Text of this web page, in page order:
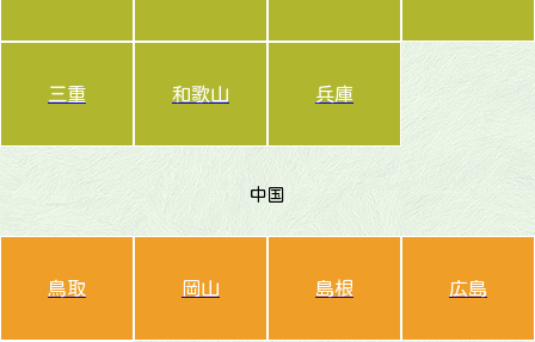
三重 和歌山 兵庫
中国
鳥取 岡山 島根 広島